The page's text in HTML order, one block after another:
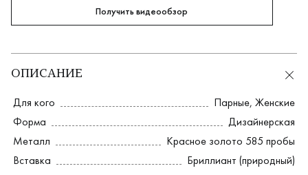
Получить видеообзор
ОПИСАНИЕ
Для кого Парные, Женские
Форма
Дизайнерская
Металл
Красное золото 585 пробы
Вставка
Бриллиант (природный)